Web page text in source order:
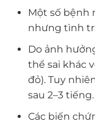
Một số bệnh
nhưng tình
Do ảnh
thể sai khác
đỏ). Tuy
sau 2–3 tiếng.
Các biến